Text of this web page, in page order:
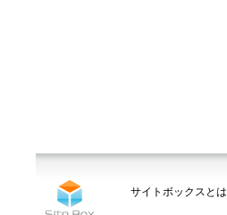
サイトボックスとは